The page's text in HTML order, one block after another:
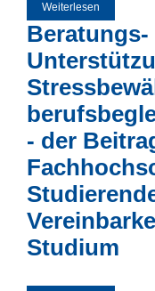
Weiterlesen
Beratungs-
- der
Studium